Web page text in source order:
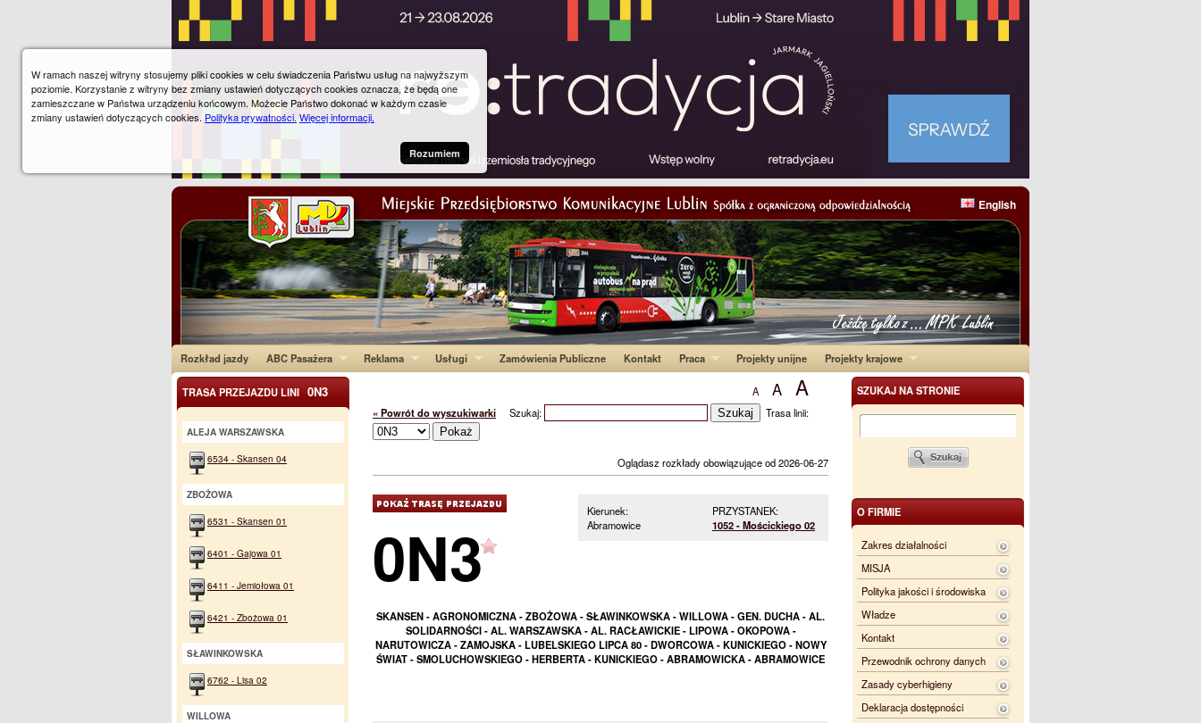
English
Rozkład jazdy ABC Pasażera Reklama Usługi Zamówienia Publiczne Kontakt Praca Projekty unijne Projekty krajowe
SZUKAJ NA STRONIE
O FIRMIE
Zakres działalności
MISJA
Polityka jakości i środowiska
Władze
Kontakt
Przewodnik ochrony danych
Zasady cyberhigieny
Deklaracja dostępności
A A A
« Powrót do wyszukiwarki Szukaj: Trasa linii:
Oglądasz rozkłady obowiązujące od 2026-06-27
PRZYSTANEK:
1052 - Mościckiego 02
Kierunek:
Abramowice
0N3
SKANSEN - AGRONOMICZNA - ZBOŻOWA - SŁAWINKOWSKA - WILLOWA - GEN. DUCHA - AL.
SOLIDARNOŚCI - AL. WARSZAWSKA - AL. RACŁAWICKIE - LIPOWA - OKOPOWA -
NARUTOWICZA - ZAMOJSKA - LUBELSKIEGO LIPCA 80 - DWORCOWA - KUNICKIEGO - NOWY
ŚWIAT - SMOLUCHOWSKIEGO - HERBERTA - KUNICKIEGO - ABRAMOWICKA - ABRAMOWICE
TRASA PRZEJAZDU LINI 0N3
ALEJA WARSZAWSKA
6534 - Skansen 04
ZBOŻOWA
6531 - Skansen 01
6401 - Gajowa 01
6411 - Jemiołowa 01
6421 - Zbożowa 01
SŁAWINKOWSKA
6762 - Lisa 02
WILLOWA
W ramach naszej witryny stosujemy pliki cookies w celu świadczenia Państwu usług na najwyższym
poziomie. Korzystanie z witryny bez zmiany ustawień dotyczących cookies oznacza, że będą one
zamieszczane w Państwa urządzeniu końcowym. Możecie Państwo dokonać w każdym czasie
zmiany ustawień dotyczących cookies. Polityka prywatności. Więcej informacji.
Rozumiem